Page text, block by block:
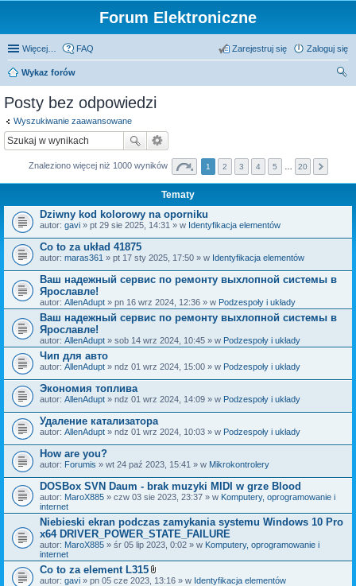
Forum Elektroniczne
Więcej… FAQ Zaloguj się
Zarejestruj się
Wykaz forów
Posty bez odpowiedzi
Wyszukiwanie zaawansowane
Znaleziono więcej niż 1000 wyników 1 2 3 4 5 20
Tematy
Dziwny kod kolorowy na oporniku
autor: gavi » pt 29 sie 2025, 14:31 » w Identyfikacja elementów
Co to za układ 41875
autor: maras361 » pt 17 sty 2025, 17:50 » w Identyfikacja elementów
Ваш надежный сервис по ремонту выхлопной системы в
Ярославле!
autor: AllenAdupt » pn 16 wrz 2024, 12:36 » w Podzespoły i układy
Ваш надежный сервис по ремонту выхлопной системы в
Ярославле!
autor: AllenAdupt » sob 14 wrz 2024, 10:45 » w Podzespoły i układy
Чип для авто
autor: AllenAdupt » ndz 01 wrz 2024, 15:00 » w Podzespoły i układy
Экономия топлива
autor: AllenAdupt » ndz 01 wrz 2024, 14:09 » w Podzespoły i układy
Удаление катализатора
autor: AllenAdupt » ndz 01 wrz 2024, 10:03 » w Podzespoły i układy
How are you?
autor: Forumis » wt 24 paź 2023, 15:41 » w Mikrokontrolery
DOSBox SVN Daum - brak muzyki MIDI w grze Blood
autor: MaroX885 » czw 03 sie 2023, 23:37 » w Komputery, oprogramowanie i
internet
Niebieski ekran podczas zamykania systemu Windows 10 Pro
x64 DRIVER_POWER_STATE_FAILURE
autor: MaroX885 » śr 05 lip 2023, 0:02 » w Komputery, oprogramowanie i
internet
Co to za element L315
Z
autor: gavi » pn 05 cze 2023, 13:16 » w Identyfikacja elementów